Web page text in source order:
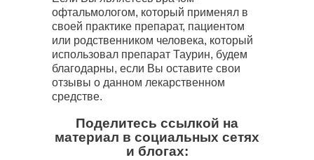
офтальмологом, который применял в
своей практике препарат, пациентом
или родственником человека, который
использовал препарат Таурин, будем
благодарны, если Вы оставите свои
отзывы о данном лекарственном
средстве.
Поделитесь ссылкой на
материал в социальных сетях
и блогах: